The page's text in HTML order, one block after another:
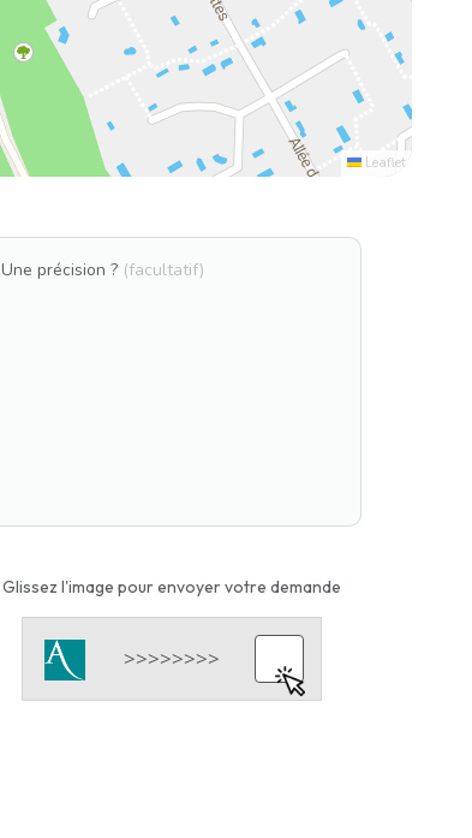
Leaflet
Une précision ? (facultatif)
Glissez l'image pour envoyer votre demande